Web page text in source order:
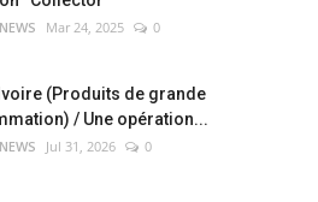
Mar 24, 2025 0
(Produits de grande
/ Une opération...
Jul 31, 2026 0